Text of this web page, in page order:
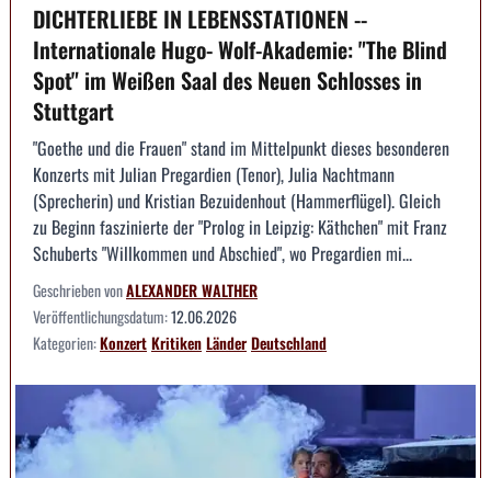
DICHTERLIEBE IN LEBENSSTATIONEN --
Internationale Hugo- Wolf-Akademie: "The Blind
Spot" im Weißen Saal des Neuen Schlosses in
Stuttgart
"Goethe und die Frauen" stand im Mittelpunkt dieses besonderen
Konzerts mit Julian Pregardien (Tenor), Julia Nachtmann
(Sprecherin) und Kristian Bezuidenhout (Hammerflügel). Gleich
zu Beginn faszinierte der "Prolog in Leipzig: Käthchen" mit Franz
Schuberts "Willkommen und Abschied", wo Pregardien mi...
Geschrieben vonALEXANDER WALTHER
Veröffentlichungsdatum:12.06.2026
Kategorien:KonzertKritikenLänderDeutschland